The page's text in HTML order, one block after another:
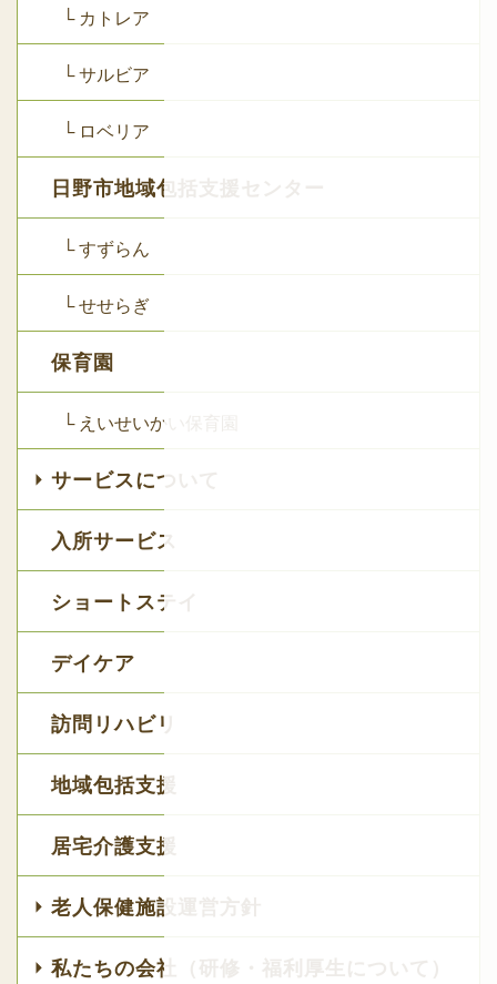
└ カトレア
└ サルビア
└ ロベリア
日野市地域包括支援センター
└ すずらん
└ せせらぎ
保育園
└ えいせいかい保育園
サービスについて
入所サービス
ショートステイ
デイケア
訪問リハビリ
地域包括支援
居宅介護支援
老人保健施設運営方針
私たちの会社（研修・福利厚生について）